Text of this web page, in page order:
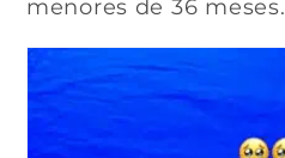
menores de 36 meses.